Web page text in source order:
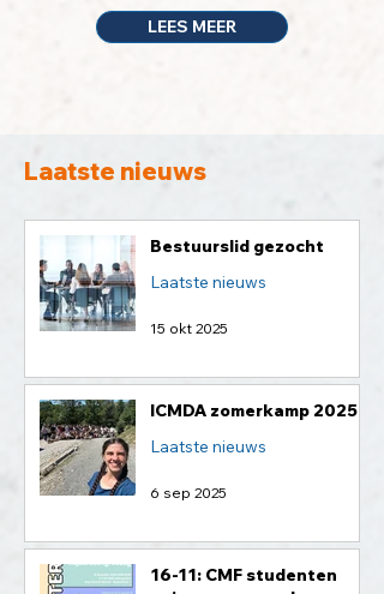
LEES MEER
Laatste nieuws
Bestuurslid gezocht
Laatste nieuws
15 okt 2025
ICMDA zomerkamp 2025
Laatste nieuws
6 sep 2025
16-11: CMF studenten